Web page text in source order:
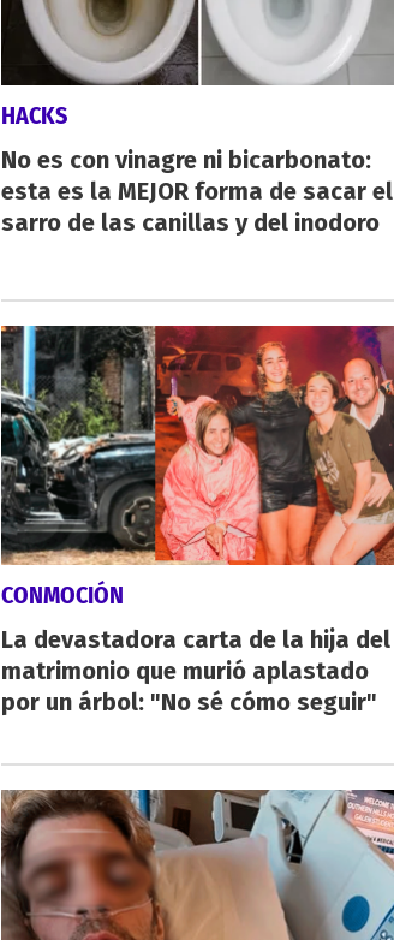
HACKS
No es con vinagre ni bicarbonato:
esta es la MEJOR forma de sacar el
sarro de las canillas y del inodoro
CONMOCIÓN
La devastadora carta de la hija del
matrimonio que murió aplastado
por un árbol: "No sé cómo seguir"